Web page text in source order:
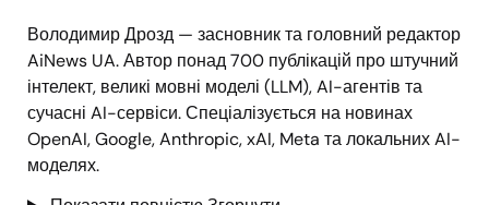
Володимир Дрозд — засновник та головний редактор
AiNews UA. Автор понад 700 публікацій про штучний
інтелект, великі мовні моделі (LLM), AI-агентів та
сучасні AI-сервіси. Спеціалізується на новинах
OpenAI, Google, Anthropic, xAI, Meta та локальних AI-
моделях.